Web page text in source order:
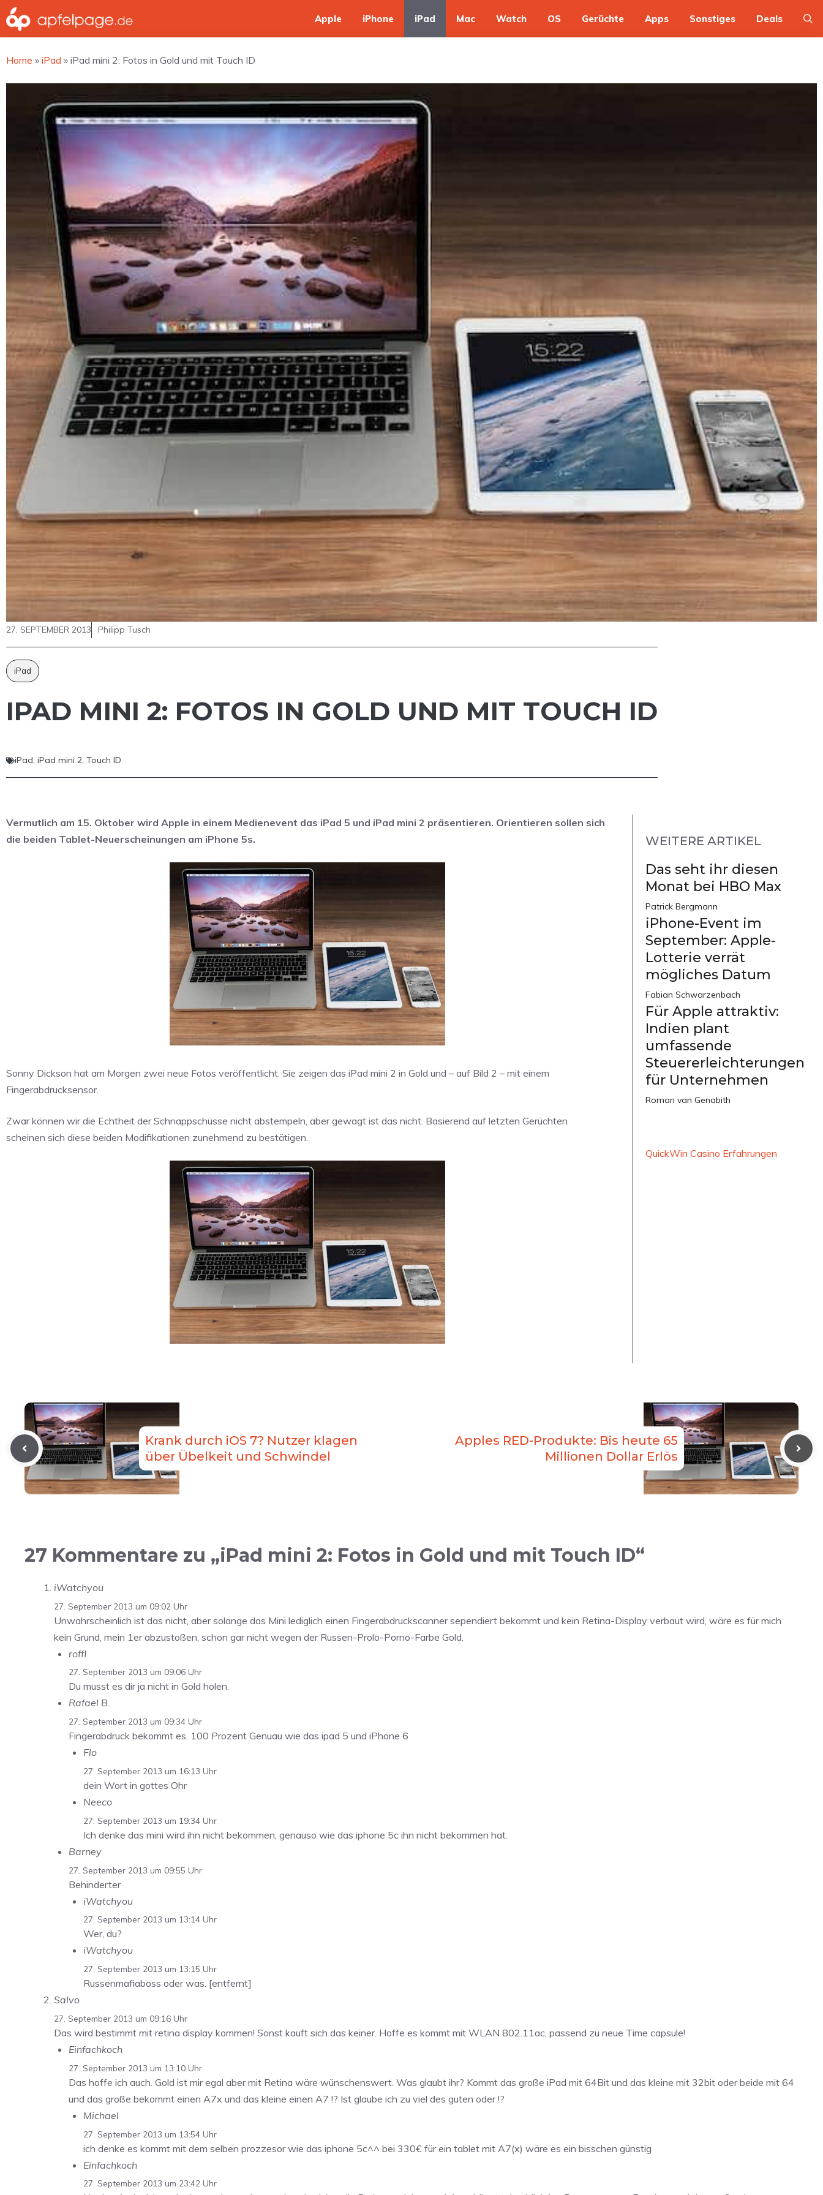
Zum
Inhalt
springen
Apple iPhone iPad Mac Watch OS Gerüchte Apps Sonstiges Deals
Home » iPad » iPad mini 2: Fotos in Gold und mit Touch ID
27. SEPTEMBER 2013 Philipp Tusch
iPad
IPAD MINI 2: FOTOS IN GOLD UND MIT TOUCH ID
iPad, iPad mini 2, Touch ID
Vermutlich am 15. Oktober wird Apple in einem Medienevent das iPad 5 und iPad mini 2 präsentieren. Orientieren sollen sich
die beiden Tablet-Neuerscheinungen am iPhone 5s.
Sonny Dickson hat am Morgen zwei neue Fotos veröffentlicht. Sie zeigen das iPad mini 2 in Gold und – auf Bild 2 – mit einem
Fingerabdrucksensor.
Zwar können wir die Echtheit der Schnappschüsse nicht abstempeln, aber gewagt ist das nicht. Basierend auf letzten Gerüchten
scheinen sich diese beiden Modifikationen zunehmend zu bestätigen.
WEITERE ARTIKEL
Das seht ihr diesen
Monat bei HBO Max
Patrick Bergmann
iPhone-Event im
September: Apple-
Lotterie verrät
mögliches Datum
Fabian Schwarzenbach
Für Apple attraktiv:
Indien plant
umfassende
Steuererleichterungen
für Unternehmen
Roman van Genabith
QuickWin Casino Erfahrungen
Krank durch iOS 7? Nutzer klagen
über Übelkeit und Schwindel
Apples RED-Produkte: Bis heute 65
Millionen Dollar Erlös
27 Kommentare zu „iPad mini 2: Fotos in Gold und mit Touch ID“
iWatchyou
27. September 2013 um 09:02 Uhr
Unwahrscheinlich ist das nicht, aber solange das Mini lediglich einen Fingerabdruckscanner sependiert bekommt und kein Retina-Display verbaut wird, wäre es für mich
kein Grund, mein 1er abzustoßen, schon gar nicht wegen der Russen-Prolo-Porno-Farbe Gold.
roffl
27. September 2013 um 09:06 Uhr
Du musst es dir ja nicht in Gold holen.
Rafael B.
27. September 2013 um 09:34 Uhr
Fingerabdruck bekommt es. 100 Prozent Genuau wie das ipad 5 und iPhone 6
Flo
27. September 2013 um 16:13 Uhr
dein Wort in gottes Ohr
Neeco
27. September 2013 um 19:34 Uhr
Ich denke das mini wird ihn nicht bekommen, genauso wie das iphone 5c ihn nicht bekommen hat.
Barney
27. September 2013 um 09:55 Uhr
Behinderter
iWatchyou
27. September 2013 um 13:14 Uhr
Wer, du?
iWatchyou
27. September 2013 um 13:15 Uhr
Russenmafiaboss oder was. [entfernt]
Salvo
27. September 2013 um 09:16 Uhr
Das wird bestimmt mit retina display kommen! Sonst kauft sich das keiner. Hoffe es kommt mit WLAN 802.11ac, passend zu neue Time capsule!
Einfachkoch
27. September 2013 um 13:10 Uhr
Das hoffe ich auch. Gold ist mir egal aber mit Retina wäre wünschenswert. Was glaubt ihr? Kommt das große iPad mit 64Bit und das kleine mit 32bit oder beide mit 64
und das große bekommt einen A7x und das kleine einen A7 !? Ist glaube ich zu viel des guten oder !?
Michael
27. September 2013 um 13:54 Uhr
ich denke es kommt mit dem selben prozzesor wie das iphone 5c^^ bei 330€ für ein tablet mit A7(x) wäre es ein bisschen günstig
Einfachkoch
27. September 2013 um 23:42 Uhr